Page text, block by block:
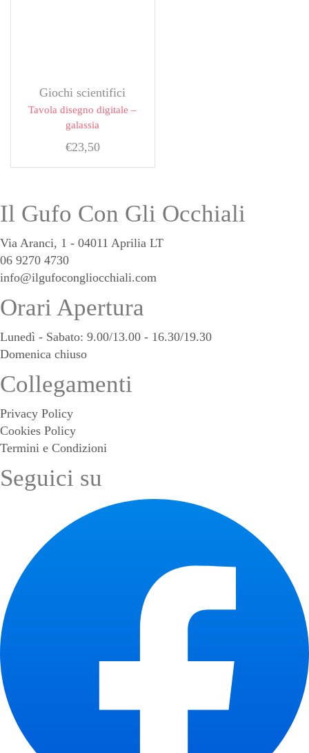
Giochi scientifici
Tavola disegno digitale –
galassia
€23,50
Il Gufo Con Gli Occhiali
Via Aranci, 1 - 04011 Aprilia LT
06 9270 4730
info@ilgufocongliocchiali.com
Orari Apertura
Lunedì - Sabato: 9.00/13.00 - 16.30/19.30
Domenica chiuso
Collegamenti
Privacy Policy
Cookies Policy
Termini e Condizioni
Seguici su